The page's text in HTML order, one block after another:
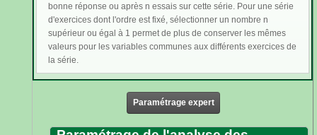
bonne réponse ou après n essais sur cette série. Pour une série
d'exercices dont l'ordre est fixé, sélectionner un nombre n
supérieur ou égal à 1 permet de plus de conserver les mêmes
valeurs pour les variables communes aux différents exercices de
la série.
Paramétrage expert